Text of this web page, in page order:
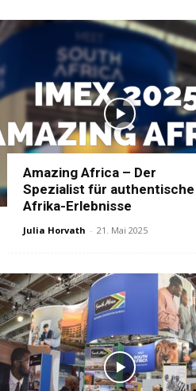
Amazing Africa – Der
Spezialist für authentische
Afrika-Erlebnisse
Julia Horvath - 21. Mai 2025